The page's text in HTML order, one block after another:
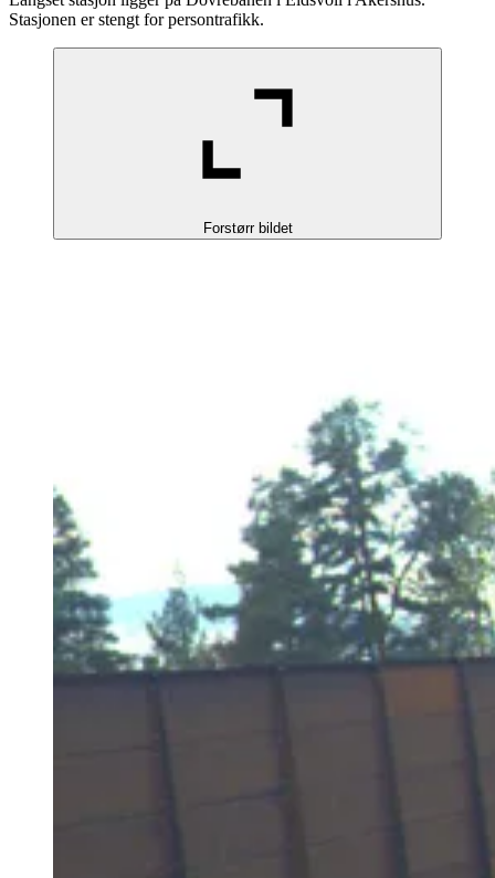
Stasjonen er stengt for persontrafikk.
Forstørr bildet